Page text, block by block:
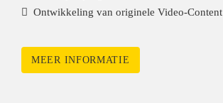
Ontwikkeling van originele Video-Content
MEER INFORMATIE